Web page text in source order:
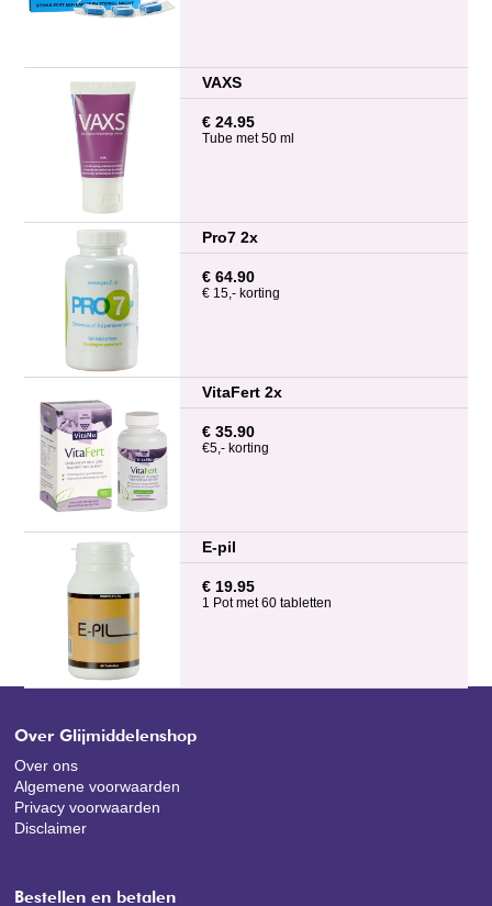
VAXS
€ 24.95
Tube met 50 ml
Pro7 2x
€ 64.90
€ 15,- korting
VitaFert 2x
€ 35.90
€5,- korting
E-pil
€ 19.95
1 Pot met 60 tabletten
Over Glijmiddelenshop
Over ons
Algemene voorwaarden
Privacy voorwaarden
Disclaimer
Bestellen en betalen